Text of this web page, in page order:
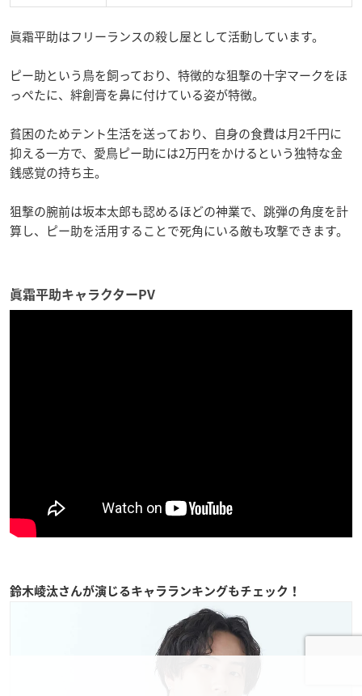
眞霜平助はフリーランスの殺し屋として活動しています。
ピー助という鳥を飼っており、特徴的な狙撃の十字マークをほ
っぺたに、絆創膏を鼻に付けている姿が特徴。
貧困のためテント生活を送っており、自身の食費は月2千円に
抑える一方で、愛鳥ピー助には2万円をかけるという独特な金
銭感覚の持ち主。
狙撃の腕前は坂本太郎も認めるほどの神業で、跳弾の角度を計
算し、ピー助を活用することで死角にいる敵も攻撃できます。
眞霜平助キャラクターPV
鈴木崚汰さんが演じるキャラランキングもチェック！